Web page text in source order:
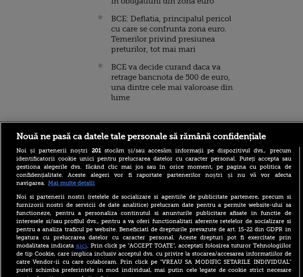
BCE: Deflatia, principalul pericol
cu care se confrunta zona euro.
Temerilor privind presiunea
preturilor, tot mai mari
BCE va decide curand daca va
retrage bancnota de 500 de euro,
una dintre cele mai valoroase din
lume
Stirileprotv.ro
Ilie Bolojan a dezvăluit în ce
condiții va susţine PNL un
Guvern tehnocrat
Studiu: Somnul poate conta
mai mult decât dieta și
mișcarea pentru rezultatele
școlare ale adolescenților
Top 20 orașe preferate de
ilike-it.ro
Nouă ne pasă ca datele tale personale să rămână confidențiale
Noi și partenerii noștri 201stocăm și/sau accesăm informații pe dispozitivul dvs., precum
identificatorii cookie unici pentru prelucrarea datelor cu caracter personal. Puteți accepta sau
gestiona alegerile dvs. făcând clic mai jos sau în orice moment, pe pagina cu politica de
confidențialitate. Aceste alegeri vor fi raportate partenerilor noștri și nu vă vor afecta
navigarea. Mai multe detalii
Noi si partenerii nostri (retelele de socializare si agentiile de publicitate partenere, precum si
furnizorii nostri de servicii de date analitice) prelucram date pentru a permite website-ului sa
functioneze, pentru a personaliza continutul si anunturile publicitare afisate in functie de
interesele si/sau profilul dvs., pentru a va oferi functionalitati aferente retelelor de socializare si
pentru a analiza traficul pe website. Beneficiati de drepturile prevazute de art. 15-22 din GDPR in
legatura cu prelucrarea datelor cu caracter personal. Aceste drepturi pot fi exercitate prin
modalitatea indicata aici. Prin click pe “ACCEPT TOATE”, acceptati folosirea tuturor Tehnologiilor
de tip Cookie, care implica inclusiv acceptul dvs. cu privire la stocarea/accesarea informatiilor de
catre Vendor-ii cu care colaboram. Prin click pe “VREAU SA MODIFIC SETARILE INDIVIDUAL”
puteti schimba preferintele in mod individual, mai putin cele legate de cookie strict necesare